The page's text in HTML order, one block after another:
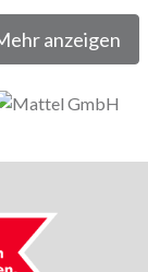
anzeigen
seiner
zu
GmbH